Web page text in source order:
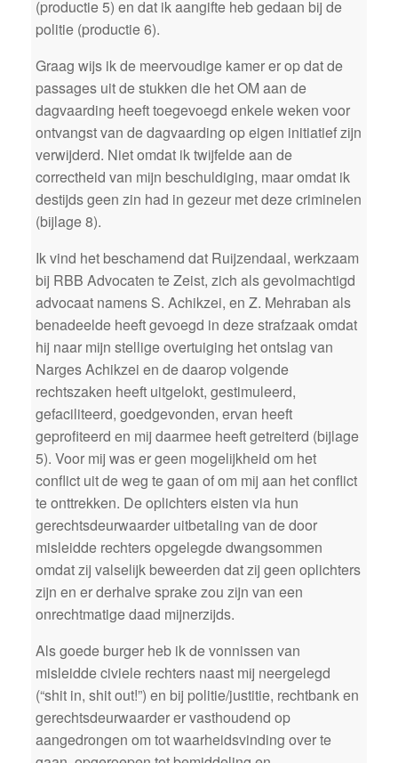
(productie 5) en dat ik aangifte heb gedaan bij de
politie (productie 6).
Graag wijs ik de meervoudige kamer er op dat de
passages uit de stukken die het OM aan de
dagvaarding heeft toegevoegd enkele weken voor
ontvangst van de dagvaarding op eigen initiatief zijn
verwijderd. Niet omdat ik twijfelde aan de
correctheid van mijn beschuldiging, maar omdat ik
destijds geen zin had in gezeur met deze criminelen
(bijlage 8).
Ik vind het beschamend dat Ruijzendaal, werkzaam
bij RBB Advocaten te Zeist, zich als gevolmachtigd
advocaat namens S. Achikzei, en Z. Mehraban als
benadeelde heeft gevoegd in deze strafzaak omdat
hij naar mijn stellige overtuiging het ontslag van
Narges Achikzei en de daarop volgende
rechtszaken heeft uitgelokt, gestimuleerd,
gefaciliteerd, goedgevonden, ervan heeft
geprofiteerd en mij daarmee heeft getreiterd (bijlage
5). Voor mij was er geen mogelijkheid om het
conflict uit de weg te gaan of om mij aan het conflict
te onttrekken. De oplichters eisten via hun
gerechtsdeurwaarder uitbetaling van de door
misleidde rechters opgelegde dwangsommen
omdat zij valselijk beweerden dat zij geen oplichters
zijn en er derhalve sprake zou zijn van een
onrechtmatige daad mijnerzijds.
Als goede burger heb ik de vonnissen van
misleidde civiele rechters naast mij neergelegd
(“shit in, shit out!”) en bij politie/justitie, rechtbank en
gerechtsdeurwaarder er vasthoudend op
aangedrongen om tot waarheidsvinding over te